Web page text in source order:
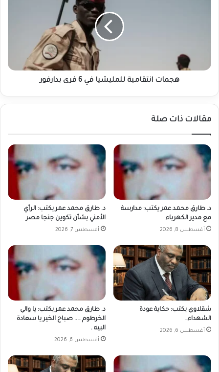
هجمات انتقامية للمليشيا في 6 قرى بدارفور
مقالات ذات صلة
د. طارق محمد عمر يكتب: مدارسة
مع مدير الكهرباء
أغسطس 8, 2026
د. طارق محمد عمر يكتب: الرأي
الأمني بشأن تكوين جنجا مصر
أغسطس 7, 2026
شقلاوي يكتب: حكاية عودة
الشهداء…
أغسطس 6, 2026
د. طارق محمد عمر يكتب: يا والي
الخرطوم ….. صباح الخير يا سعادة
البيه .
أغسطس 6, 2026